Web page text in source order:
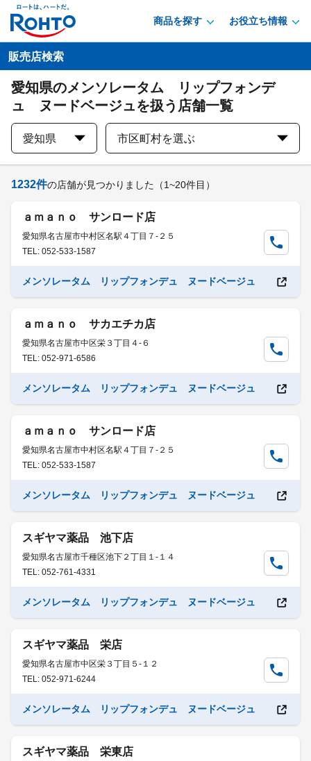
商品を探す お役立ち情報
販売店検索
愛知県のメンソレータム リップフォンデ
ュ ヌードベージュを扱う店舗一覧
愛知県 市区町村を選ぶ
1232件の店舗が見つかりました （1~20件目）
ａｍａｎｏ サンロード店
愛知県名古屋市中村区名駅４丁目７-２５
TEL: 052-533-1587
メンソレータム リップフォンデュ ヌードベージュ
ａｍａｎｏ サカエチカ店
愛知県名古屋市中区栄３丁目４-６
TEL: 052-971-6586
メンソレータム リップフォンデュ ヌードベージュ
ａｍａｎｏ サンロード店
愛知県名古屋市中村区名駅４丁目７-２５
TEL: 052-533-1587
メンソレータム リップフォンデュ ヌードベージュ
スギヤマ薬品 池下店
愛知県名古屋市千種区池下２丁目１-１４
TEL: 052-761-4331
メンソレータム リップフォンデュ ヌードベージュ
スギヤマ薬品 栄店
愛知県名古屋市中区栄３丁目５-１２
TEL: 052-971-6244
メンソレータム リップフォンデュ ヌードベージュ
スギヤマ薬品 栄東店